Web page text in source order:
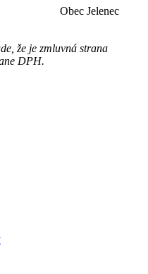
Obec Jelenec
že je zmluvná strana
DPH.